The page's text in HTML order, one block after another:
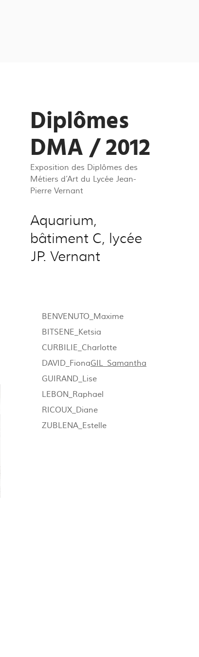
Diplômes
DMA / 2012
Exposition des Diplômes des
Métiers d’Art du Lycée Jean-
Pierre Vernant
Aquarium,
bâtiment C, lycée
JP. Vernant
BENVENUTO_Maxime
BITSENE_Ketsia
CURBILIE_Charlotte
DAVID_FionaGIL_Samantha
GUIRAND_Lise
LEBON_Raphael
RICOUX_Diane
ZUBLENA_Estelle